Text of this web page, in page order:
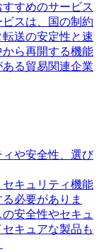
すめのサービス
スは、国の制約
送の安定性と速
ら再開する機能
る貿易関連企業
や安全性、選び
キュリティ機能
必要がありま
安全性やセキュ
キュアな製品も